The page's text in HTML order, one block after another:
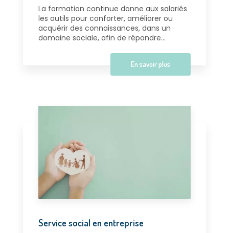
La formation continue donne aux salariés
les outils pour conforter, améliorer ou
acquérir des connaissances, dans un
domaine sociale, afin de répondre...
En savoir plus
Service social en entreprise